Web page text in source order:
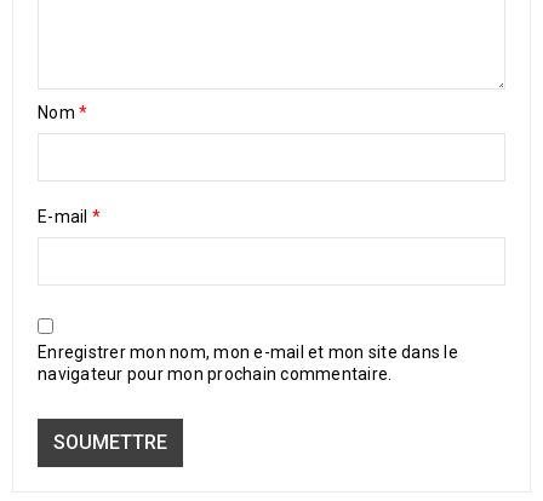
Nom *
E-mail *
Enregistrer mon nom, mon e-mail et mon site dans le
navigateur pour mon prochain commentaire.